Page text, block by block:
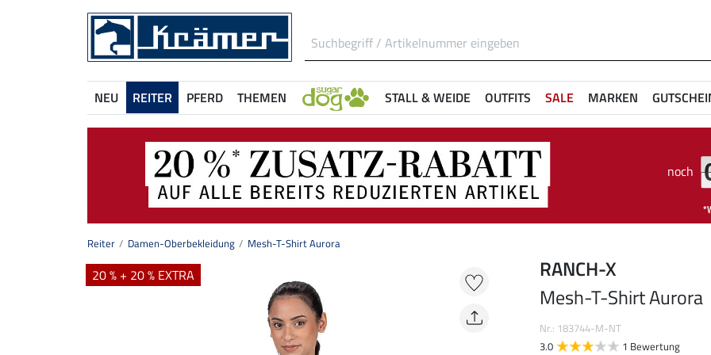
NEU REITER PFERD THEMEN STALL & WEIDE OUTFITS SALE MARKEN
noch
Reiter Damen-Oberbekleidung Mesh-T-Shirt Aurora
20 % + 20 % EXTRA
RANCH-X
Mesh-T-Shirt Aurora
Nr.: 183744-M-NT
3.0
1 Bewertung